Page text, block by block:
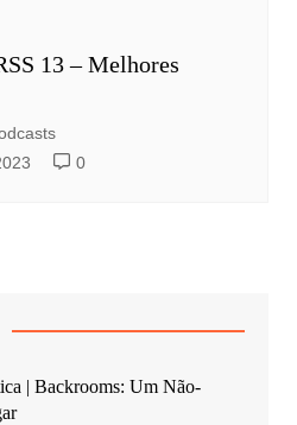
13 – Melhores
0
| Backrooms: Um Não-